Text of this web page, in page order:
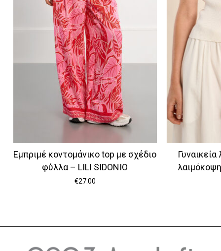
Εμπριμέ κοντομάνικο top με σχέδιο
φύλλα – LILI SIDONIO
€27.00